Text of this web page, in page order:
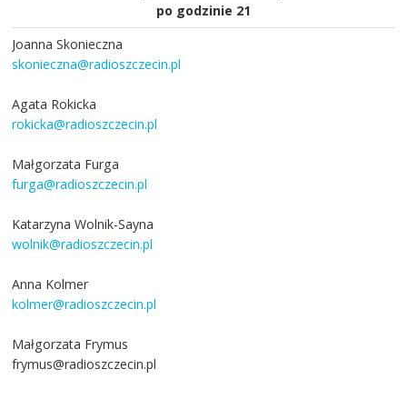
po godzinie 21
Joanna Skonieczna
skonieczna@radioszczecin.pl
Agata Rokicka
rokicka@radioszczecin.pl
Małgorzata Furga
furga@radioszczecin.pl
Katarzyna Wolnik-Sayna
wolnik@radioszczecin.pl
Anna Kolmer
kolmer@radioszczecin.pl
Małgorzata Frymus
frymus@radioszczecin.pl